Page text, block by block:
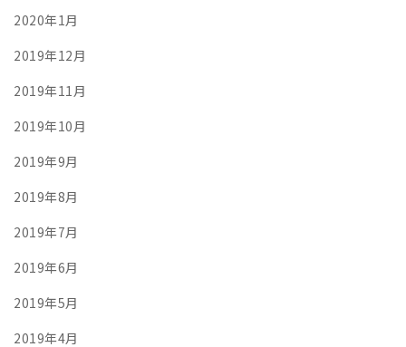
2020年1月
2019年12月
2019年11月
2019年10月
2019年9月
2019年8月
2019年7月
2019年6月
2019年5月
2019年4月